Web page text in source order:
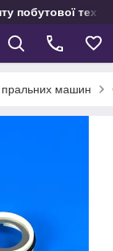
побутової
пральних машин